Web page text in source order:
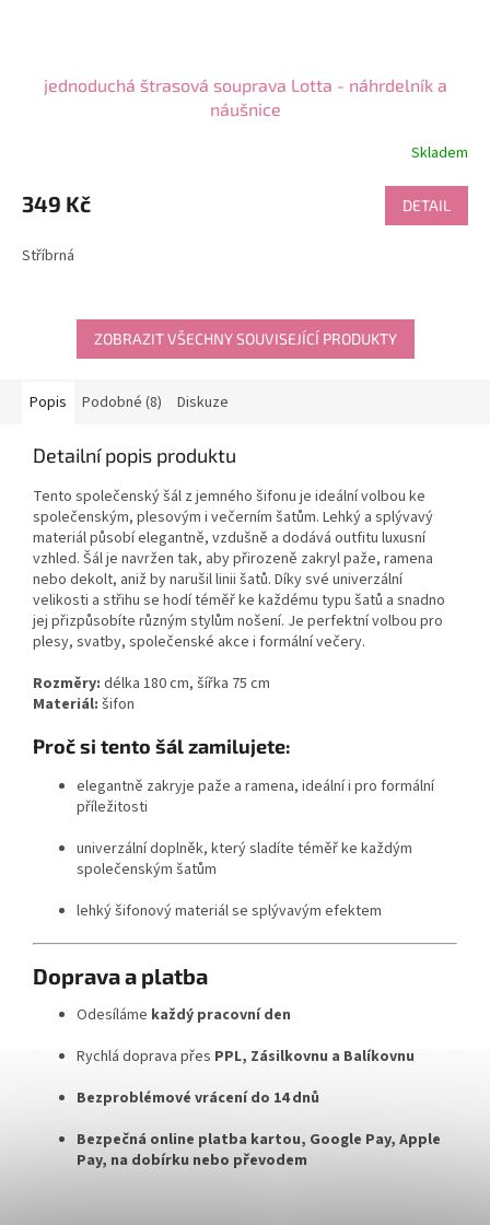
jednoduchá štrasová souprava Lotta - náhrdelník a
náušnice
produktu
je
z
Skladem
349 Kč DETAIL
Stříbrná
ZOBRAZIT VŠECHNY SOUVISEJÍCÍ PRODUKTY
Popis Podobné (8) Diskuze
Detailní popis produktu
Tento společenský šál z jemného šifonu je ideální volbou ke
společenským, plesovým i večerním šatům. Lehký a splývavý
materiál působí elegantně, vzdušně a dodává outfitu luxusní
vzhled. Šál je navržen tak, aby přirozeně zakryl paže, ramena
nebo dekolt, aniž by narušil linii šatů. Díky své univerzální
velikosti a střihu se hodí téměř ke každému typu šatů a snadno
jej přizpůsobíte různým stylům nošení. Je perfektní volbou pro
plesy, svatby, společenské akce i formální večery.
Rozměry: délka 180 cm, šířka 75 cm
Materiál: šifon
Proč si tento šál zamilujete:
elegantně zakryje paže a ramena, ideální i pro formální
příležitosti
univerzální doplněk, který sladíte téměř ke každým
společenským šatům
lehký šifonový materiál se splývavým efektem
Doprava a platba
Odesíláme každý pracovní den
Rychlá doprava přes PPL, Zásilkovnu a Balíkovnu
Bezproblémové vrácení do 14 dnů
Bezpečná online platba kartou, Google Pay, Apple
Pay, na dobírku nebo převodem